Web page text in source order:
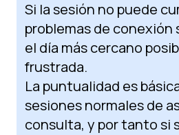
Si la sesión no puede
problemas de conexión
el día más cercano
frustrada.
La puntualidad es
sesiones normales de
consulta, y por tanto si